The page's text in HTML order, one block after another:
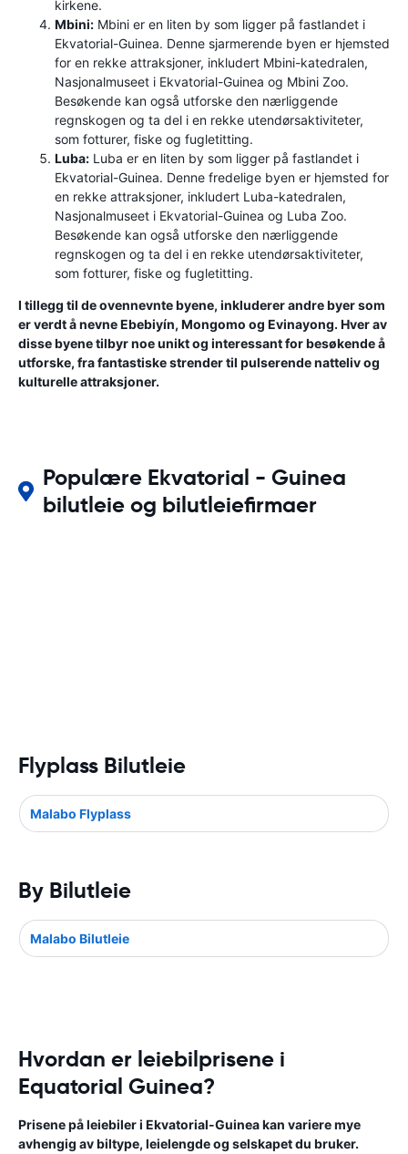
kirkene.
Mbini: Mbini er en liten by som ligger på fastlandet i
Ekvatorial-Guinea. Denne sjarmerende byen er hjemsted
for en rekke attraksjoner, inkludert Mbini-katedralen,
Nasjonalmuseet i Ekvatorial-Guinea og Mbini Zoo.
Besøkende kan også utforske den nærliggende
regnskogen og ta del i en rekke utendørsaktiviteter,
som fotturer, fiske og fugletitting.
Luba: Luba er en liten by som ligger på fastlandet i
Ekvatorial-Guinea. Denne fredelige byen er hjemsted for
en rekke attraksjoner, inkludert Luba-katedralen,
Nasjonalmuseet i Ekvatorial-Guinea og Luba Zoo.
Besøkende kan også utforske den nærliggende
regnskogen og ta del i en rekke utendørsaktiviteter,
som fotturer, fiske og fugletitting.
I tillegg til de ovennevnte byene, inkluderer andre byer som
er verdt å nevne Ebebiyín, Mongomo og Evinayong. Hver av
disse byene tilbyr noe unikt og interessant for besøkende å
utforske, fra fantastiske strender til pulserende natteliv og
kulturelle attraksjoner.
Populære Ekvatorial - Guinea
bilutleie og bilutleiefirmaer
Flyplass Bilutleie
Malabo Flyplass
By Bilutleie
Malabo Bilutleie
Hvordan er leiebilprisene i
Equatorial Guinea?
Prisene på leiebiler i Ekvatorial-Guinea kan variere mye
avhengig av biltype, leielengde og selskapet du bruker.